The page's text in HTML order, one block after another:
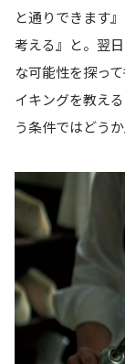
と通りできます
考える』と。翌
な可能性を探っ
イキングを教え
う条件ではどう